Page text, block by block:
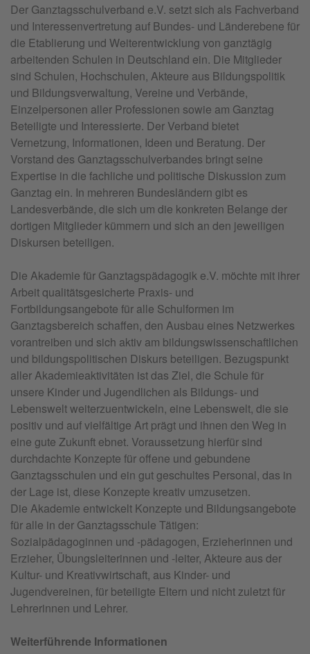
Der Ganztagsschulverband e.V. setzt sich als Fachverband
und Interessenvertretung auf Bundes- und Länderebene für
die Etablierung und Weiterentwicklung von ganztägig
arbeitenden Schulen in Deutschland ein. Die Mitglieder
sind Schulen, Hochschulen, Akteure aus Bildungspolitik
und Bildungsverwaltung, Vereine und Verbände,
Einzelpersonen aller Professionen sowie am Ganztag
Beteiligte und Interessierte. Der Verband bietet
Vernetzung, Informationen, Ideen und Beratung. Der
Vorstand des Ganztagsschulverbandes bringt seine
Expertise in die fachliche und politische Diskussion zum
Ganztag ein. In mehreren Bundesländern gibt es
Landesverbände, die sich um die konkreten Belange der
dortigen Mitglieder kümmern und sich an den jeweiligen
Diskursen beteiligen.
Die Akademie für Ganztagspädagogik e.V. möchte mit ihrer
Arbeit qualitätsgesicherte Praxis- und
Fortbildungsangebote für alle Schulformen im
Ganztagsbereich schaffen, den Ausbau eines Netzwerkes
vorantreiben und sich aktiv am bildungswissenschaftlichen
und bildungspolitischen Diskurs beteiligen. Bezugspunkt
aller Akademieaktivitäten ist das Ziel, die Schule für
unsere Kinder und Jugendlichen als Bildungs- und
Lebenswelt weiterzuentwickeln, eine Lebenswelt, die sie
positiv und auf vielfältige Art prägt und ihnen den Weg in
eine gute Zukunft ebnet. Voraussetzung hierfür sind
durchdachte Konzepte für offene und gebundene
Ganztagsschulen und ein gut geschultes Personal, das in
der Lage ist, diese Konzepte kreativ umzusetzen.
Die Akademie entwickelt Konzepte und Bildungsangebote
für alle in der Ganztagsschule Tätigen:
Sozialpädagoginnen und -pädagogen, Erzieherinnen und
Erzieher, Übungsleiterinnen und -leiter, Akteure aus der
Kultur- und Kreativwirtschaft, aus Kinder- und
Jugendvereinen, für beteiligte Eltern und nicht zuletzt für
Lehrerinnen und Lehrer.
Weiterführende Informationen